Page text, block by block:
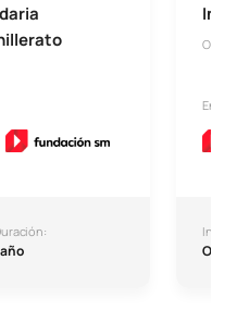
año
En
Inicio: